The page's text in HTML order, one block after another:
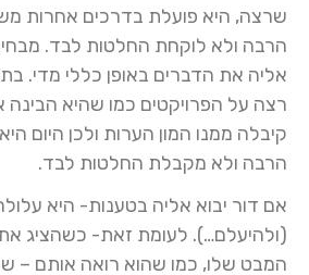
שרצה, היא פועלת בדרכים אחרות
הרבה ולא לוקחת החלטות לבד.
אליה את הדברים באופן כללי מדי.
רצה על הפרויקטים כמו שהיא
קיבלה ממנו המון הערות ולכן היום
הרבה ולא מקבלת החלטות לבד.
אם דור יבוא אליה בטענות- היא
(ולהיעלם…). לעומת זאת- כשהציג
המבט שלו, כמו שהוא רואה אותם –